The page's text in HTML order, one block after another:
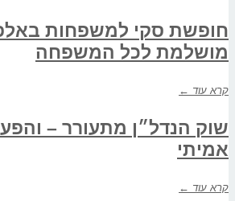
חופשת סקי למשפחות
מושלמת לכל המשפחה
קרא עוד ←
שוק הנדל״ן מתעורר –
אמיתי
קרא עוד ←